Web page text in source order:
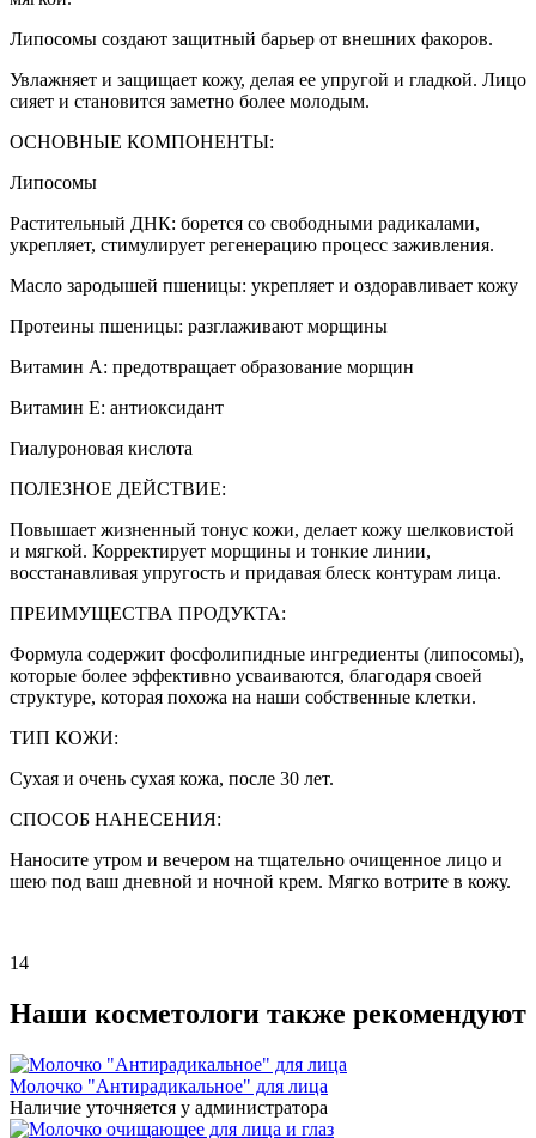
Липосомы создают защитный барьер от внешних факоров.
Увлажняет и защищает кожу, делая ее упругой и гладкой. Лицо
сияет и становится заметно более молодым.
ОСНОВНЫЕ КОМПОНЕНТЫ:
Липосомы
Растительный ДНК: борется со свободными радикалами,
укрепляет, стимулирует регенерацию процесс заживления.
Масло зародышей пшеницы: укрепляет и оздоравливает кожу
Протеины пшеницы: разглаживают морщины
Витамин А: предотвращает образование морщин
Витамин Е: антиоксидант
Гиалуроновая кислота
ПОЛЕЗНОЕ ДЕЙСТВИЕ:
Повышает жизненный тонус кожи, делает кожу шелковистой
и мягкой. Корректирует морщины и тонкие линии,
восстанавливая упругость и придавая блеск контурам лица.
ПРЕИМУЩЕСТВА ПРОДУКТА:
Формула содержит фосфолипидные ингредиенты (липосомы),
которые более эффективно усваиваются, благодаря своей
структуре, которая похожа на наши собственные клетки.
ТИП КОЖИ:
Сухая и очень сухая кожа, после 30 лет.
СПОСОБ НАНЕСЕНИЯ:
Наносите утром и вечером на тщательно очищенное лицо и
шею под ваш дневной и ночной крем. Мягко вотрите в кожу.
14
Наши косметологи также рекомендуют
Молочко "Антирадикальное" для лица
Наличие уточняется у администратора